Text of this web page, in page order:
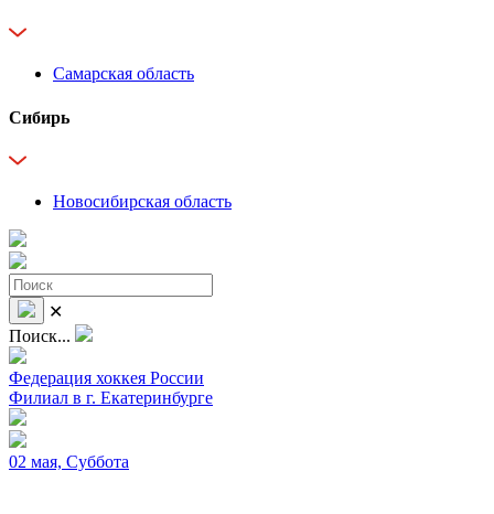
Самарская область
Сибирь
Новосибирская область
✕
Поиск...
Федерация хоккея России
Филиал в г. Екатеринбурге
02 мая, Суббота